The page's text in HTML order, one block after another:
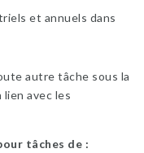
et annuels dans
autre tâche sous la
avec les
tâches de :